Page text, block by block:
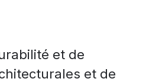
et de
et de